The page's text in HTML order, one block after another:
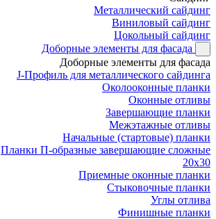
Металлический сайдинг
Виниловый сайдинг
Цокольный сайдинг
Доборные элементы для фасада
Доборные элементы для фасада
J-Профиль для металлического сайдинга
Околооконные планки
Оконные отливы
Завершающие планки
Межэтажные отливы
Начальные (стартовые) планки
Планки П-образные завершающие сложные
20x30
Приемные оконные планки
Стыковочные планки
Углы отлива
Финишные планки